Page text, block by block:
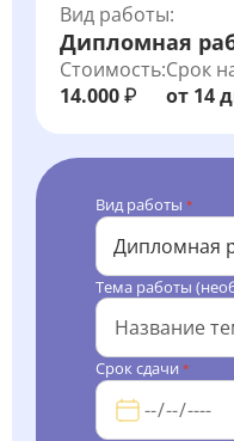
Вид работы:
Дипломная
Стоимость:
14.000 ₽
Срок
от 14
Вид работы *
Дипломная
Тема работы
Срок сдачи *